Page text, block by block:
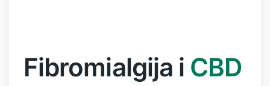
Fibromialgija i CBD